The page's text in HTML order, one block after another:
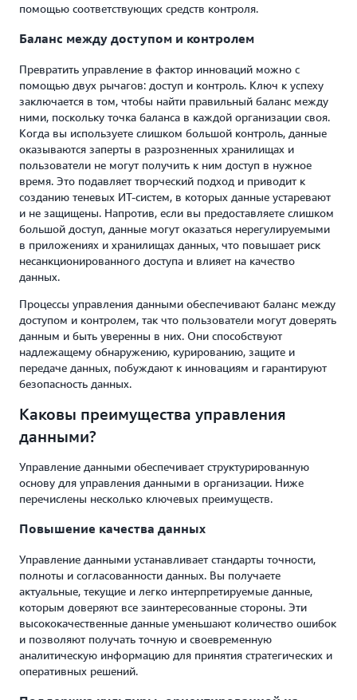
помощью соответствующих средств контроля.
Баланс между доступом и контролем
Превратить управление в фактор инноваций можно с
помощью двух рычагов: доступ и контроль. Ключ к успеху
заключается в том, чтобы найти правильный баланс между
ними, поскольку точка баланса в каждой организации своя.
Когда вы используете слишком большой контроль, данные
оказываются заперты в разрозненных хранилищах и
пользователи не могут получить к ним доступ в нужное
время. Это подавляет творческий подход и приводит к
созданию теневых ИТ-систем, в которых данные устаревают
и не защищены. Напротив, если вы предоставляете слишком
большой доступ, данные могут оказаться нерегулируемыми
в приложениях и хранилищах данных, что повышает риск
несанкционированного доступа и влияет на качество
данных.
Процессы управления данными обеспечивают баланс между
доступом и контролем, так что пользователи могут доверять
данным и быть уверенны в них. Они способствуют
надлежащему обнаружению, курированию, защите и
передаче данных, побуждают к инновациям и гарантируют
безопасность данных.
Каковы преимущества управления
данными?
Управление данными обеспечивает структурированную
основу для управления данными в организации. Ниже
перечислены несколько ключевых преимуществ.
Повышение качества данных
Управление данными устанавливает стандарты точности,
полноты и согласованности данных. Вы получаете
актуальные, текущие и легко интерпретируемые данные,
которым доверяют все заинтересованные стороны. Эти
высококачественные данные уменьшают количество ошибок
и позволяют получать точную и своевременную
аналитическую информацию для принятия стратегических и
оперативных решений.